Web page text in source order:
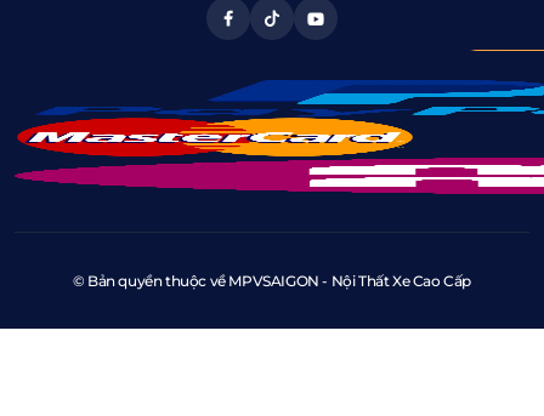
© Bản quyền thuộc về MPVSAIGON - Nội Thất Xe Cao Cấp